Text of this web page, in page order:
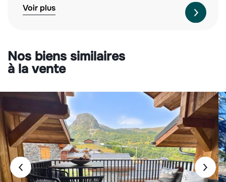
Nous recommandons vivement cette agence,
tant pour la qualité des biens proposés que
Voir plus
Nos biens similaires
à la vente